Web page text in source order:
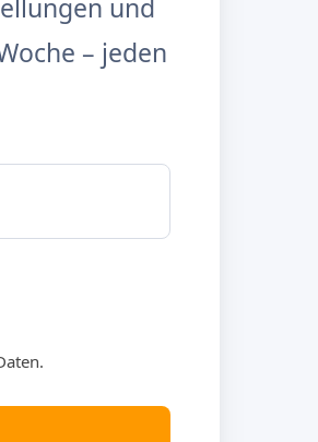
und
– jeden